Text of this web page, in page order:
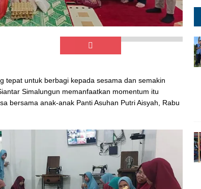
tepat untuk berbagi kepada sesama dan semakin
Simalungun memanfaatkan momentum itu
bersama anak-anak Panti Asuhan Putri Aisyah, Rabu